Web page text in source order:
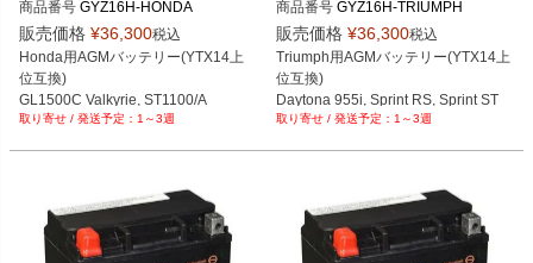
商品番号 GYZ16H-HONDA
販売価格 ¥36,300税込
Honda用AGMバッテリー(YTX14上
位互換)
GL1500C Valkyrie, ST1100/A
VT1100C/C2/C3
1～3週
商品番号 GYZ16H-TRIUMPH
販売価格 ¥36,300税込
Triumph用AGMバッテリー(YTX14上
位互換)
Daytona 955i, Sprint RS, Sprint ST
1～3週